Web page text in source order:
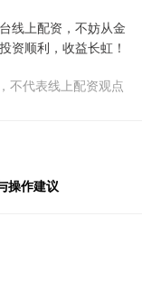
线上配资，不妨从金
资顺利，收益长虹！
不代表线上配资观点
操作建议